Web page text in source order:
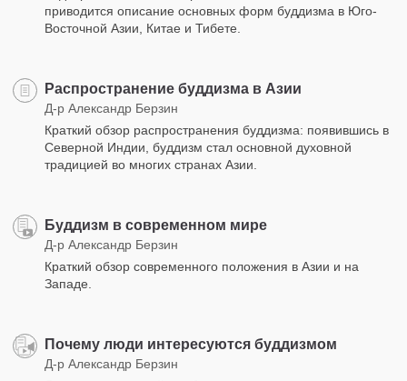
приводится описание основных форм буддизма в Юго-
Восточной Азии, Китае и Тибете.
Распространение буддизма в Азии
Д-р Александр Берзин
Краткий обзор распространения буддизма: появившись в
Северной Индии, буддизм стал основной духовной
традицией во многих странах Азии.
Буддизм в современном мире
Д-р Александр Берзин
Краткий обзор современного положения в Азии и на
Западе.
Почему люди интересуются буддизмом
Д-р Александр Берзин